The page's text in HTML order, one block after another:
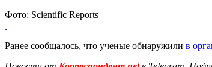
Фото: Scientific Reports
Ранее сообщалось, что ученые обнаружили в